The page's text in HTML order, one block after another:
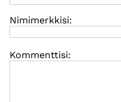
Nimimerkkisi:
Kommenttisi: